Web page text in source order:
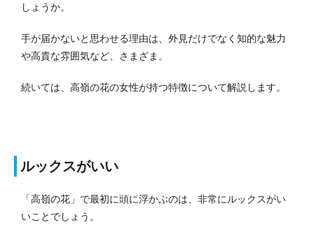
しょうか。
手が届かないと思わせる理由は、外見だけでなく知的な魅力
や高貴な雰囲気など、さまざま。
続いては、高嶺の花の女性が持つ特徴について解説します。
ルックスがいい
「高嶺の花」で最初に頭に浮かぶのは、非常にルックスがい
いことでしょう。